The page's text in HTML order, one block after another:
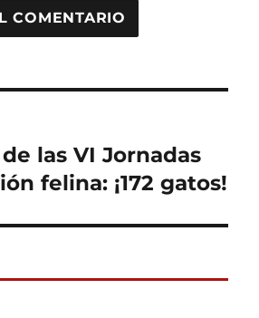
las VI Jornadas
felina: ¡172 gatos!